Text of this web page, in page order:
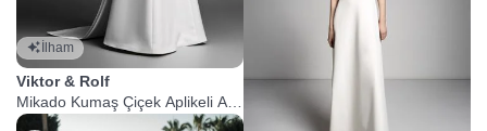
İlham
Viktor & Rolf
Mikado Kumaş Çiçek Aplikeli A
Kesim Gelinlik